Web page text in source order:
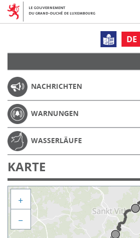
DE
NACHRICHTEN
WARNUNGEN
WASSERLÄUFE
KARTE
+
−